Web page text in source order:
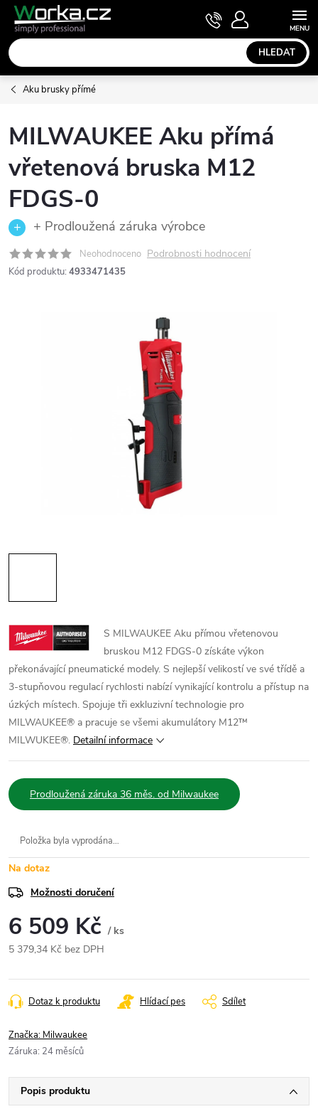
Přejít
obsah
HLEDAT
NÁKUPNÍ
KOŠÍK
Aku brusky přímé
MILWAUKEE Aku přímá
vřetenová bruska M12
FDGS-0
+ Prodloužená záruka výrobce
Neohodnoceno Podrobnosti hodnocení
Kód produktu: 4933471435
S MILWAUKEE Aku přímou vřetenovou
bruskou M12 FDGS-0 získáte výkon
překonávající pneumatické modely. S nejlepší velikostí ve své třídě a
3-stupňovou regulací rychlosti nabízí vynikající kontrolu a přístup na
úzkých místech. Spojuje tři exkluzivní technologie pro
MILWAUKEE® a pracuje se všemi akumulátory M12™
MILWUKEE®. Detailní informace
Prodloužená záruka 36 měs. od Milwaukee
Položka byla vyprodána…
Na dotaz
Možnosti doručení
6 509 Kč / ks
5 379,34 Kč bez DPH
cena:
Dotaz k produktu Hlídací pes Sdílet
Značka: Milwaukee
Záruka: 24 měsíců
Popis produktu